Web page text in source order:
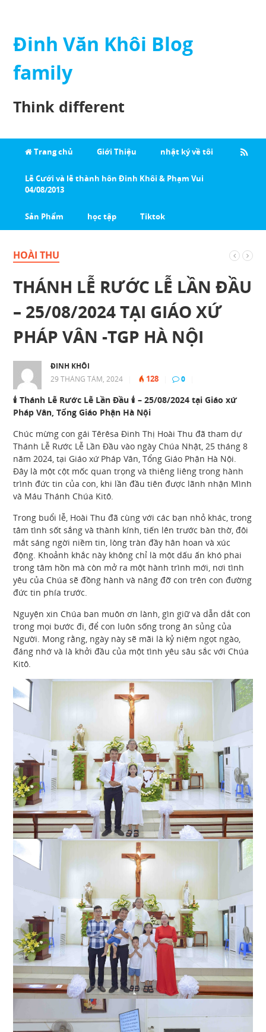
Đinh Văn Khôi Blog
family
Think different
Trang chủ Giới Thiệu nhật ký về tôi
Lễ Cưới và lễ thành hôn Đinh Khôi & Phạm Vui
04/08/2013
Sản Phẩm học tập Tiktok
HOÀI THU
THÁNH LỄ RƯỚC LỄ LẦN ĐẦU
– 25/08/2024 TẠI GIÁO XỨ
PHÁP VÂN -TGP HÀ NỘI
ĐINH KHÔI
29 THÁNG TÁM, 2024
128 0
🕯 Thánh Lễ Rước Lễ Lần Đầu 🕯 – 25/08/2024 tại Giáo xứ
Pháp Vân, Tổng Giáo Phận Hà Nội
Chúc mừng con gái Têrêsa Đinh Thị Hoài Thu đã tham dự
Thánh Lễ Rước Lễ Lần Đầu vào ngày Chúa Nhật, 25 tháng 8
năm 2024, tại Giáo xứ Pháp Vân, Tổng Giáo Phận Hà Nội.
Đây là một cột mốc quan trọng và thiêng liêng trong hành
trình đức tin của con, khi lần đầu tiên được lãnh nhận Mình
và Máu Thánh Chúa Kitô.
Trong buổi lễ, Hoài Thu đã cùng với các bạn nhỏ khác, trong
tâm tình sốt sắng và thành kính, tiến lên trước bàn thờ, đôi
mắt sáng ngời niềm tin, lòng tràn đầy hân hoan và xúc
động. Khoảnh khắc này không chỉ là một dấu ấn khó phai
trong tâm hồn mà còn mở ra một hành trình mới, nơi tình
yêu của Chúa sẽ đồng hành và nâng đỡ con trên con đường
đức tin phía trước.
Nguyện xin Chúa ban muôn ơn lành, gìn giữ và dẫn dắt con
trong mọi bước đi, để con luôn sống trong ân sủng của
Người. Mong rằng, ngày này sẽ mãi là kỷ niệm ngọt ngào,
đáng nhớ và là khởi đầu của một tình yêu sâu sắc với Chúa
Kitô.